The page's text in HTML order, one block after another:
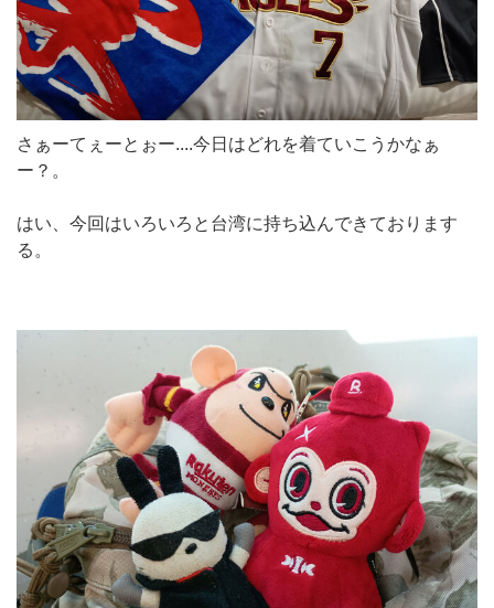
さぁーてぇーとぉー....今日はどれを着ていこうかなぁ
ー？。
はい、今回はいろいろと台湾に持ち込んできております
る。